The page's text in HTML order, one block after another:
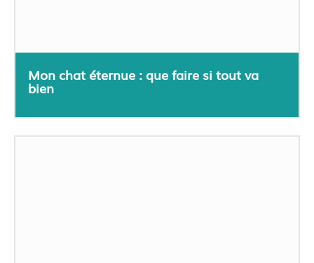
Mon chat éternue : que faire si tout va
bien